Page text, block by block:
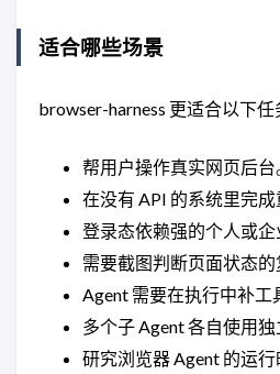
适合哪些场景
browser-harness 更适合以下任
帮用户操作真实网页后台
在没有 API 的系统里完成
登录态依赖强的个人或企
需要截图判断页面状态的
Agent 需要在执行中补工
多个子 Agent 各自使用独
研究浏览器 Agent 的运行